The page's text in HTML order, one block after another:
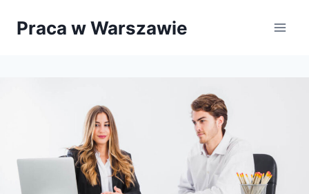
Praca w Warszawie